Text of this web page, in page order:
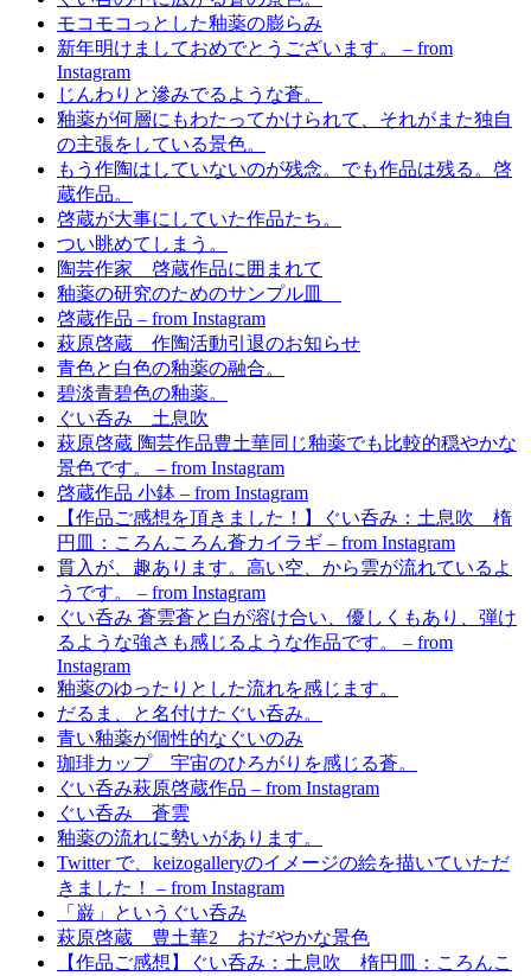
モコモコっとした釉薬の膨らみ
新年明けましておめでとうございます。 – from
Instagram
じんわりと滲みでるような蒼。
釉薬が何層にもわたってかけられて、それがまた独自
の主張をしている景色。
もう作陶はしていないのが残念。でも作品は残る。啓
蔵作品。
啓蔵が大事にしていた作品たち。
つい眺めてしまう。
陶芸作家 啓蔵作品に囲まれて
釉薬の研究のためのサンプル皿
啓蔵作品 – from Instagram
萩原啓蔵 作陶活動引退のお知らせ
青色と白色の釉薬の融合。
碧淡青碧色の釉薬。
ぐい呑み 土息吹
萩原啓蔵 陶芸作品豊土華同じ釉薬でも比較的穏やかな
景色です。 – from Instagram
啓蔵作品 小鉢 – from Instagram
【作品ご感想を頂きました！】ぐい呑み：土息吹 楕
円皿：ころんころん蒼カイラギ – from Instagram
貫入が、趣あります。高い空、から雲が流れているよ
うです。 – from Instagram
ぐい呑み 蒼雲蒼と白が溶け合い、優しくもあり、弾け
るような強さも感じるような作品です。 – from
Instagram
釉薬のゆったりとした流れを感じます。
だるま、と名付けたぐい呑み。
青い釉薬が個性的なぐいのみ
珈琲カップ 宇宙のひろがりを感じる蒼。
ぐい呑み萩原啓蔵作品 – from Instagram
ぐい呑み 蒼雲
釉薬の流れに勢いがあります。
Twitter で、keizogalleryのイメージの絵を描いていただ
きました！ – from Instagram
「巌」というぐい呑み
萩原啓蔵 豊土華2 おだやかな景色
【作品ご感想】ぐい呑み：土息吹 楕円皿：ころんこ